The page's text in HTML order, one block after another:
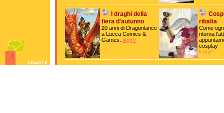
I draghi della
fiera d'autunno
20 anni di Dragonlance
a Lucca Comics &
Games. leggi>
ribalta
Come
ritorna
cosplay
leggi>